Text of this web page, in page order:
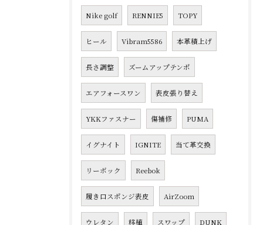
Nike golf RENNIE5 TOPY
ヒール Vibram5586 本革積上げ
長さ調整 ズームアップテンポ
エアフォースワン 表皮張り替え
YKKファスナー 傷補修 PUMA
イグナイト IGNITE 当て革交換
リーボック Reebok
履き口スポンジ表皮 AirZoom
ウレタン 移植 スワップ DUNK